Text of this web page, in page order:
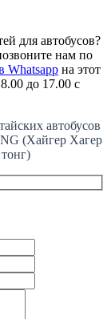
для автобусов?
нам по
Whatsapp на этот
до 17.00 с
автобусов
(Хайгер Хагер